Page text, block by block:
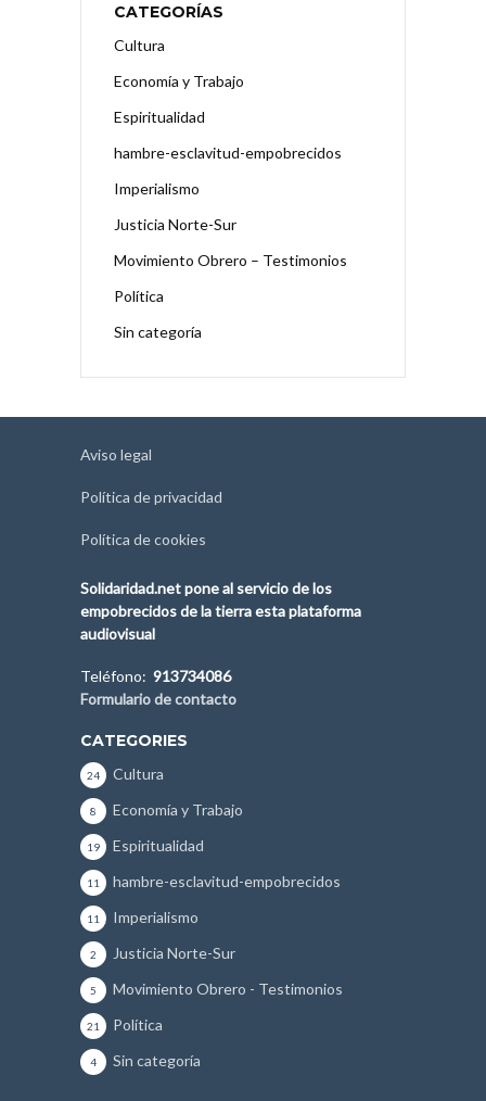
CATEGORÍAS
Cultura
Economía y Trabajo
Espiritualidad
hambre-esclavitud-empobrecidos
Imperialismo
Justicia Norte-Sur
Movimiento Obrero – Testimonios
Política
Sin categoría
Aviso legal
Política de privacidad
Política de cookies
Solidaridad.net pone al servicio de los
empobrecidos de la tierra esta plataforma
audiovisual
Teléfono: 913734086
Formulario de contacto
CATEGORIES
Cultura
24
Economía y Trabajo
8
Espiritualidad
19
hambre-esclavitud-empobrecidos
11
Imperialismo
11
Justicia Norte-Sur
2
Movimiento Obrero - Testimonios
5
Política
21
Sin categoría
4